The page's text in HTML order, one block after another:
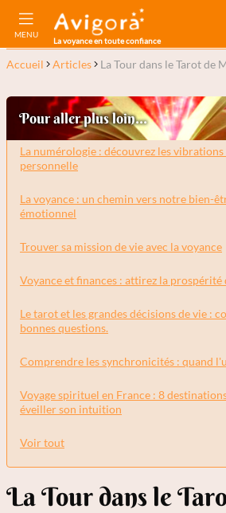
MENU
La voyance en toute confiance
Accueil Articles La Tour dans le Tarot de
Pour aller plus loin...
La numérologie : découvrez les
personnelle
La voyance : un chemin vers notre bien-
émotionnel
Trouver sa mission de vie avec la voyance
Voyance et finances : attirez la prospérité
Le tarot et les grandes décisions de vie :
bonnes questions.
Comprendre les synchronicités : quand
Voyage spirituel en France : 8
éveiller son intuition
Voir tout
La Tour dans le